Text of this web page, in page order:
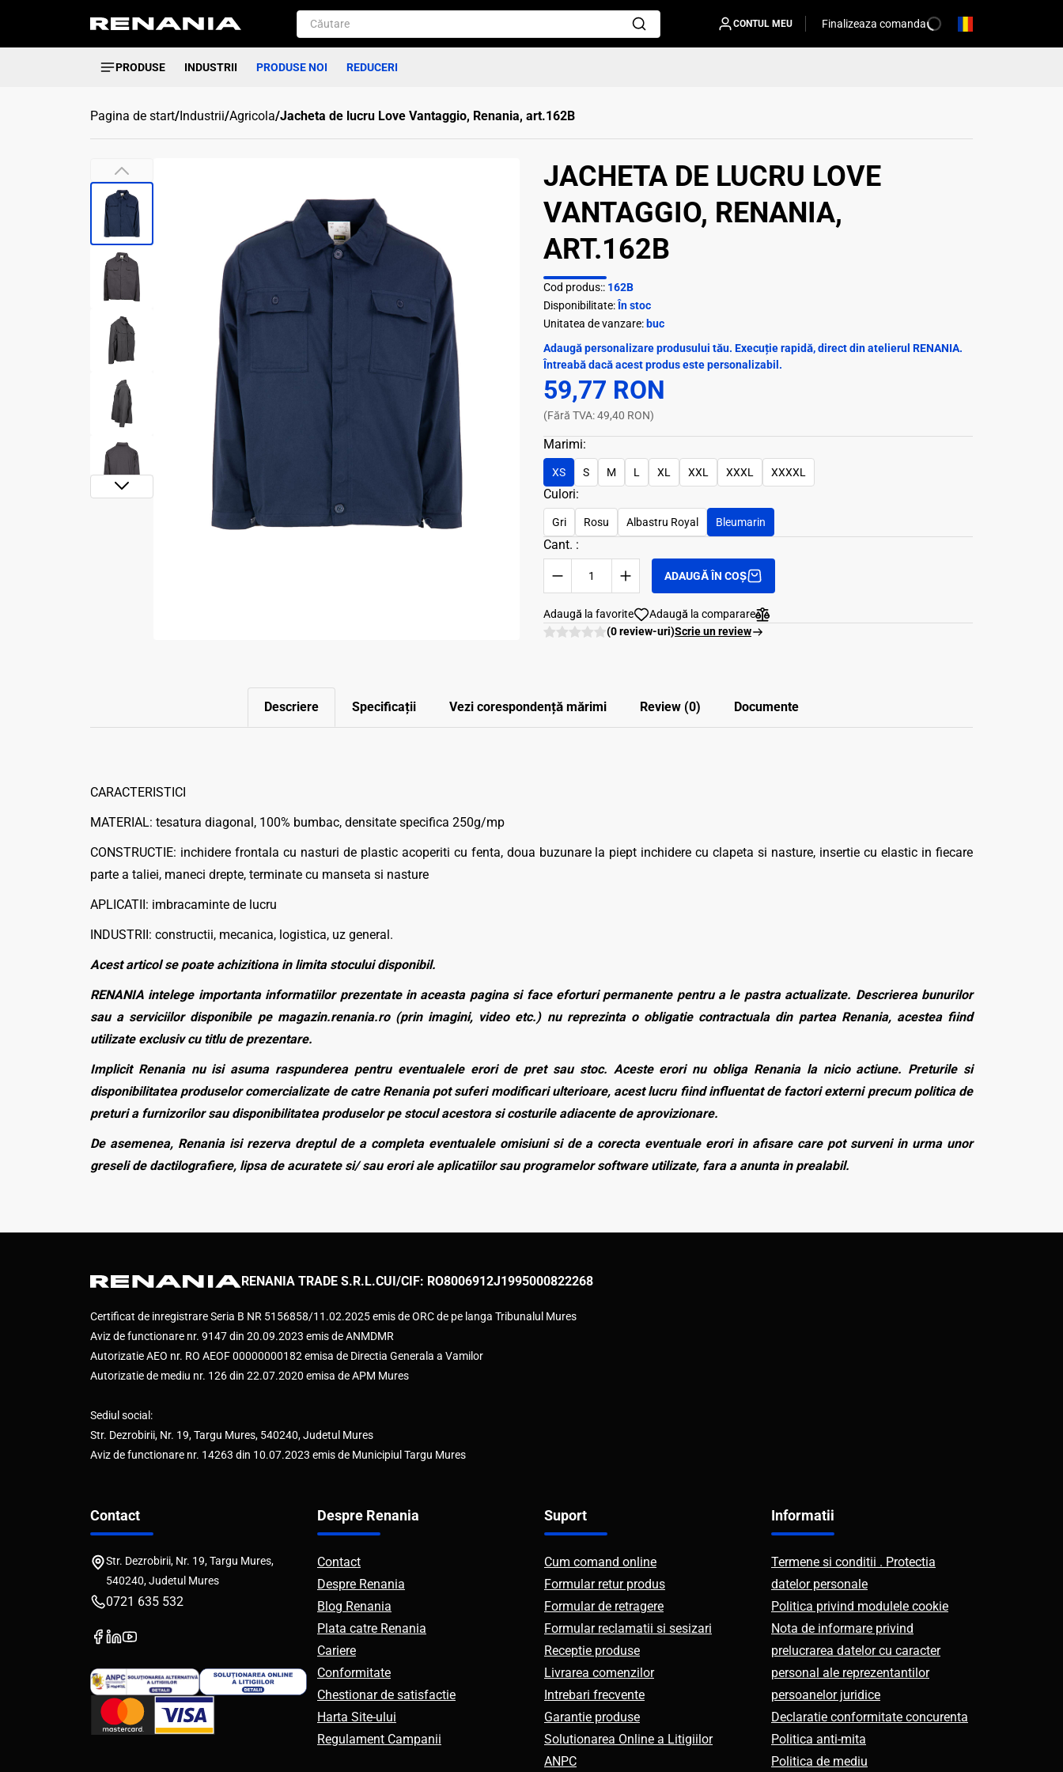
CONTUL MEU Finalizeaza comanda
PRODUSE INDUSTRII PRODUSE NOI REDUCERI
Pagina de start/Industrii/Agricola/Jacheta de lucru Love Vantaggio, Renania, art.162B
JACHETA DE LUCRU LOVE
VANTAGGIO, RENANIA,
ART.162B
Cod produs:: 162B
Disponibilitate: În stoc
Unitatea de vanzare: buc
Adaugă personalizare produsului tău. Execuție rapidă, direct din atelierul RENANIA.
Întreabă dacă acest produs este personalizabil.
59,77 RON
(Fără TVA: 49,40 RON)
Marimi:
XS S M L XL XXL XXXL XXXXL
Culori:
Gri Rosu Albastru Royal Bleumarin
Cant. :
ADAUGĂ ÎN COȘ
Adaugă la favorite
Adaugă la comparare
(0 review-uri)Scrie un review
Descriere Specificații Vezi corespondenţă mărimi Review (0) Documente
CARACTERISTICI
MATERIAL: tesatura diagonal, 100% bumbac, densitate specifica 250g/mp
CONSTRUCTIE: inchidere frontala cu nasturi de plastic acoperiti cu fenta, doua buzunare la piept inchidere cu clapeta si nasture, insertie cu elastic in fiecare
parte a taliei, maneci drepte, terminate cu manseta si nasture
APLICATII: imbracaminte de lucru
INDUSTRII: constructii, mecanica, logistica, uz general.
Acest articol se poate achizitiona in limita stocului disponibil.
RENANIA intelege importanta informatiilor prezentate in aceasta pagina si face eforturi permanente pentru a le pastra actualizate. Descrierea bunurilor
sau a serviciilor disponibile pe magazin.renania.ro (prin imagini, video etc.) nu reprezinta o obligatie contractuala din partea Renania, acestea fiind
utilizate exclusiv cu titlu de prezentare.
Implicit Renania nu isi asuma raspunderea pentru eventualele erori de pret sau stoc. Aceste erori nu obliga Renania la nicio actiune. Preturile si
disponibilitatea produselor comercializate de catre Renania pot suferi modificari ulterioare, acest lucru fiind influentat de factori externi precum politica de
preturi a furnizorilor sau disponibilitatea produselor pe stocul acestora si costurile adiacente de aprovizionare.
De asemenea, Renania isi rezerva dreptul de a completa eventualele omisiuni si de a corecta eventuale erori in afisare care pot surveni in urma unor
greseli de dactilografiere, lipsa de acuratete si/ sau erori ale aplicatiilor sau programelor software utilizate, fara a anunta in prealabil.
RENANIA TRADE S.R.L.CUI/CIF: RO8006912J1995000822268
Certificat de inregistrare Seria B NR 5156858/11.02.2025 emis de ORC de pe langa Tribunalul Mures
Aviz de functionare nr. 9147 din 20.09.2023 emis de ANMDMR
Autorizatie AEO nr. RO AEOF 00000000182 emisa de Directia Generala a Vamilor
Autorizatie de mediu nr. 126 din 22.07.2020 emisa de APM Mures
Sediul social:
Str. Dezrobirii, Nr. 19, Targu Mures, 540240, Judetul Mures
Aviz de functionare nr. 14263 din 10.07.2023 emis de Municipiul Targu Mures
Contact
Str. Dezrobirii, Nr. 19, Targu Mures,
540240, Judetul Mures
0721 635 532
Despre Renania
Contact
Despre Renania
Blog Renania
Plata catre Renania
Cariere
Conformitate
Chestionar de satisfactie
Harta Site-ului
Regulament Campanii
Suport
Cum comand online
Formular retur produs
Formular de retragere
Formular reclamatii si sesizari
Receptie produse
Livrarea comenzilor
Intrebari frecvente
Garantie produse
Solutionarea Online a Litigiilor
ANPC
Informatii
Termene si conditii . Protectia
datelor personale
Politica privind modulele cookie
Nota de informare privind
prelucrarea datelor cu caracter
personal ale reprezentantilor
persoanelor juridice
Declaratie conformitate concurenta
Politica anti-mita
Politica de mediu